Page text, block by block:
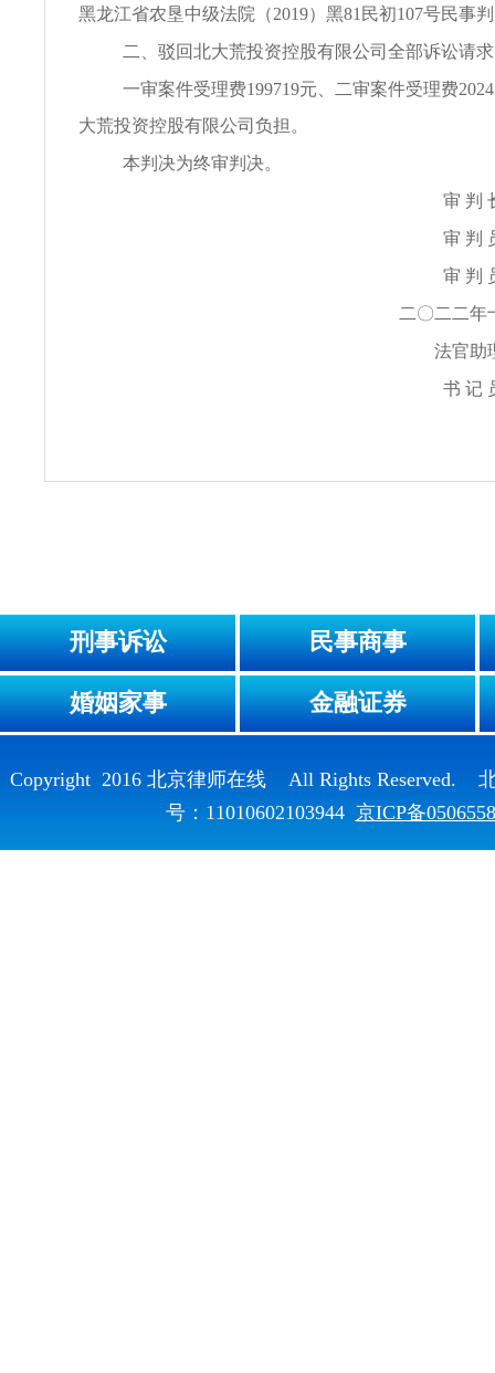
黑龙江省农垦中级法院（2019）黑81民初107号民事
二、驳回北大荒投资控股有限公司全部诉讼请
一审案件受理费199719元、二审案件受理费
大荒投资控股有限公司负担。
本判决为终审判决。
审 判
审 判
审 判
二〇二二年
法官
书
刑事诉讼 民事商事
婚姻家事 金融证券
Copyright 2016 北京律师在线 All Rights Reserved.
号：11010602103944 京ICP备